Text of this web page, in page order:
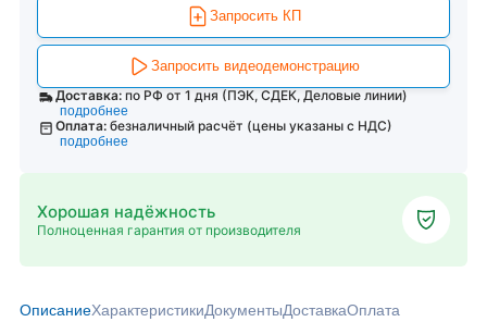
Запросить КП
Запросить видеодемонстрацию
Доставка: по РФ от 1 дня (ПЭК, СДЕК, Деловые линии)
подробнее
Оплата: безналичный расчёт (цены указаны с НДС)
подробнее
Хорошая надёжность
Полноценная гарантия от производителя
ОписаниеХарактеристикиДокументыДоставкаОплата